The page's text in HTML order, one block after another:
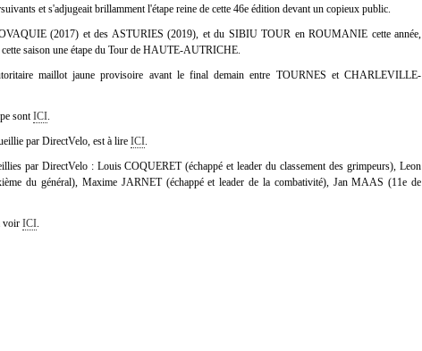
et s'adjugeait brillamment l'étape reine de cette 46e édition devant un copieux public.
(2017) et des ASTURIES (2019), et du SIBIU TOUR en ROUMANIE cette année,
saison une étape du Tour de HAUTE-AUTRICHE.
maillot jaune provisoire avant le final demain entre TOURNES et CHARLEVILLE-
sontICI.
par DirectVelo, est à lire ICI.
par DirectVelo : Louis COQUERET (échappé et leader du classement des grimpeurs), Leon
du général), Maxime JARNET (échappé et leader de la combativité), Jan MAAS (11e de
voir ICI.